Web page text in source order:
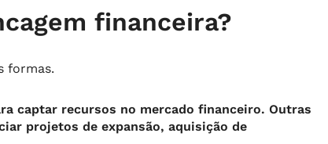
financeira?
formas.
captar recursos no mercado financeiro. Outras
projetos de expansão, aquisição de